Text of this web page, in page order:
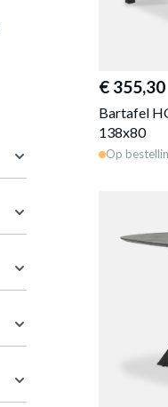
€ 355,30
Bartafel
138x80
Op